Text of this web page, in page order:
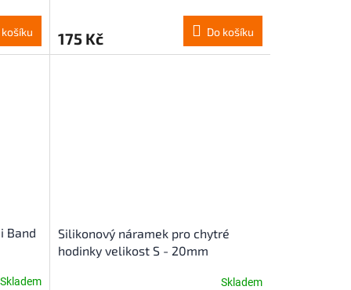
košíku 175 Kč Do košíku
Band
Skladem
Silikonový náramek pro chytré
hodinky velikost S - 20mm
Skladem